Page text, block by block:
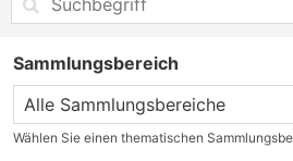
Sammlungsbereich
Wählen Sie einen thematischen